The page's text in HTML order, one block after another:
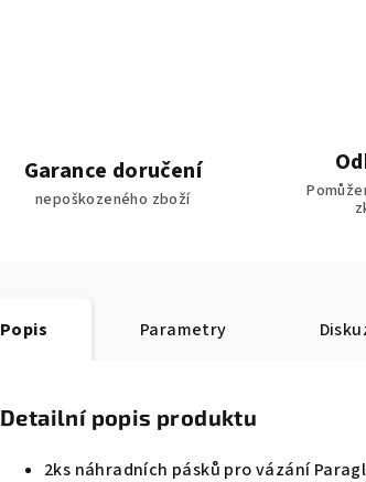
Garance doručení
nepoškozeného zboží
Popis Parametry
Detailní popis produktu
2ks náhradních pásků pro vázání